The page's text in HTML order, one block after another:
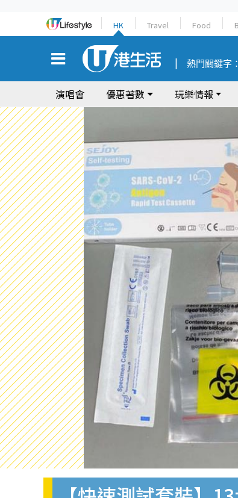
HK Travel Food
熱門關鍵字：
演唱會 優惠著數 玩樂情報